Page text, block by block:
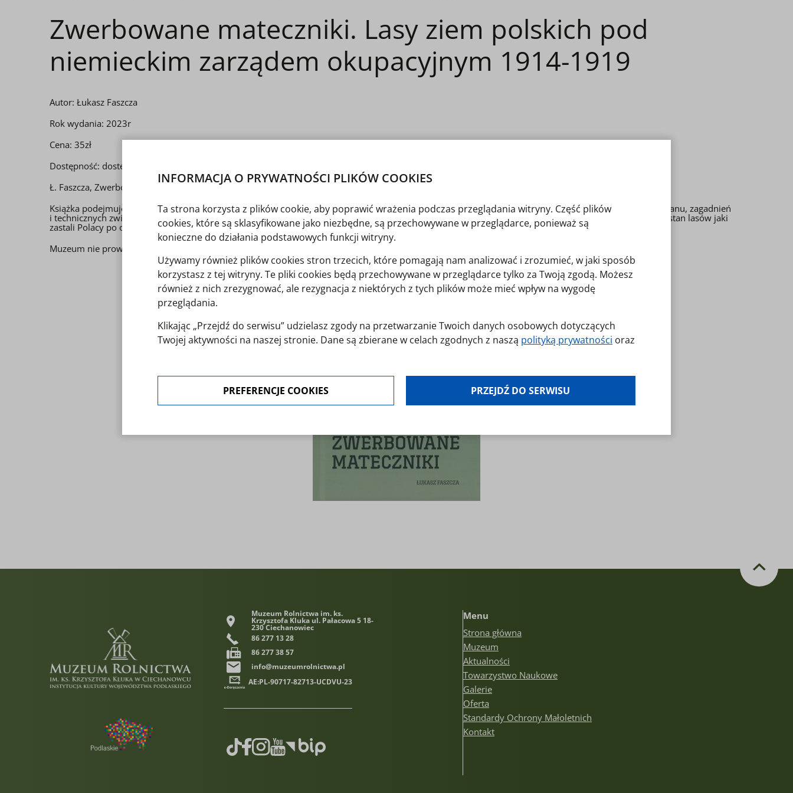
Zwerbowane mateczniki. Lasy ziem polskich pod
niemieckim zarządem okupacyjnym 1914-1919
Autor: Łukasz Faszcza
Rok wydania: 2023r
Cena: 35zł
Dostępność: dostępna
Ł. Faszcza, Zwerbowane mateczniki. Lasy ziem polskich pod niemieckim zarządem okupacyjnym 1914-1919, Ciechanowiec 2023, ss. 427
Książka podejmuje zagadnienie wykorzystania zasobów leśnych przez Niemców podczas I wojny światowej, w tym administracji. Zawiera opisy drzewostanu, zagadnień
i technicznych związanych z jego eksploatacją. Oprócz ujęcia historycznego podejmuje tematy związane ze środowiskiem naturalnym. Autor przedstawił stan lasów jaki
zastali Polacy po odzyskaniu niepodległości.
Muzeum nie prowadzi sprzedaży wysyłkowej wydawnictw poza granicami kraju.
Muzeum Rolnictwa im. ks.
Krzysztofa Kluka ul. Pałacowa 5 18-
230 Ciechanowiec
86 277 13 28
86 277 38 57
info@muzeumrolnictwa.pl
AE:PL-90717-82713-UCDVU-23
TikTokFacebook
Instagram
Youtube
Biuletyn informacji publicznej
Menu
Strona główna
Muzeum
Aktualności
Towarzystwo Naukowe
Galerie
Oferta
Standardy Ochrony Małoletnich
Kontakt
INFORMACJA O PRYWATNOŚCI PLIKÓW COOKIES
Ta strona korzysta z plików cookie, aby poprawić wrażenia podczas przeglądania witryny. Część plików
cookies, które są sklasyfikowane jako niezbędne, są przechowywane w przeglądarce, ponieważ są
konieczne do działania podstawowych funkcji witryny.
Używamy również plików cookies stron trzecich, które pomagają nam analizować i zrozumieć, w jaki sposób
korzystasz z tej witryny. Te pliki cookies będą przechowywane w przeglądarce tylko za Twoją zgodą. Możesz
również z nich zrezygnować, ale rezygnacja z niektórych z tych plików może mieć wpływ na wygodę
przeglądania.
Klikając „Przejdź do serwisu” udzielasz zgody na przetwarzanie Twoich danych osobowych dotyczących
Twojej aktywności na naszej stronie. Dane są zbierane w celach zgodnych z naszą polityką prywatności oraz
W każdej chwili możesz modyfikować udzielone zgody w zakładce: informacje i regulaminy — zresetuj
ustawienia cookies.
PREFERENCJE COOKIES PRZEJDŹ DO SERWISU